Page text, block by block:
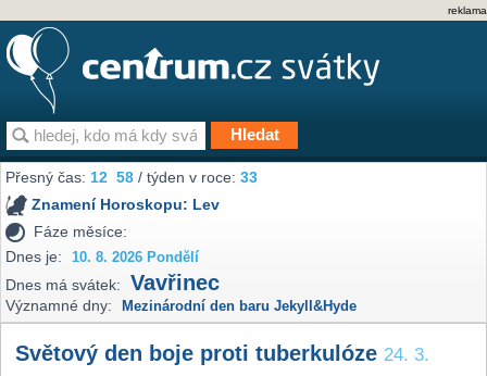
reklama
Přesný čas:12 58 / týden v roce:33
Znamení Horoskopu: Lev
Fáze měsíce:
Dnes je:
10. 8. 2026 Pondělí
Dnes má svátek: Vavřinec
Významné dny: Mezinárodní den baru Jekyll&Hyde
Světový den boje proti tuberkulóze 24. 3.